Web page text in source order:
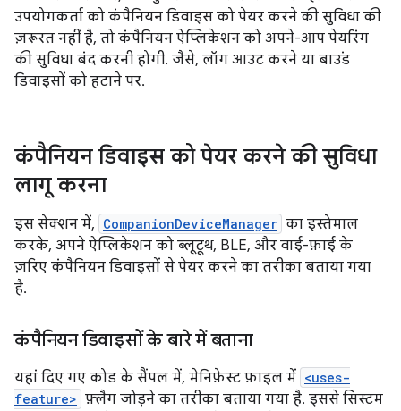
उपयोगकर्ता को कंपैनियन डिवाइस को पेयर करने की सुविधा की
ज़रूरत नहीं है, तो कंपैनियन ऐप्लिकेशन को अपने-आप पेयरिंग
की सुविधा बंद करनी होगी. जैसे, लॉग आउट करने या बाउंड
डिवाइसों को हटाने पर.
कंपैनियन डिवाइस को पेयर करने की सुविधा
लागू करना
इस सेक्शन में, CompanionDeviceManager का इस्तेमाल
करके, अपने ऐप्लिकेशन को ब्लूटूथ, BLE, और वाई-फ़ाई के
ज़रिए कंपैनियन डिवाइसों से पेयर करने का तरीका बताया गया
है.
कंपैनियन डिवाइसों के बारे में बताना
यहां दिए गए कोड के सैंपल में, मेनिफ़ेस्ट फ़ाइल में <uses-
feature> फ़्लैग जोड़ने का तरीका बताया गया है. इससे सिस्टम